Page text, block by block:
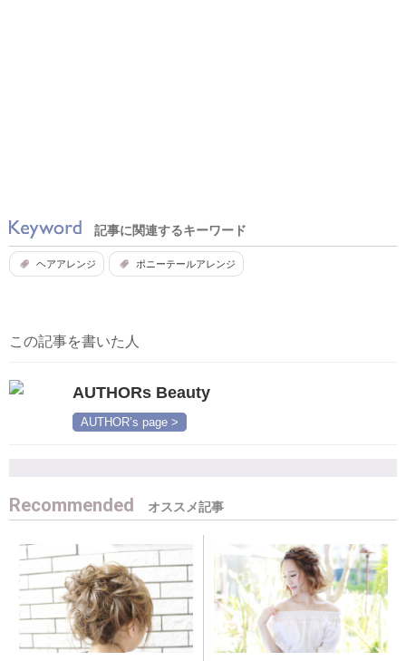
記事に関連するキーワード
ヘアアレンジ ポニーテールアレンジ
この記事を書いた人
AUTHORs Beauty
AUTHOR’s page >
Recommended